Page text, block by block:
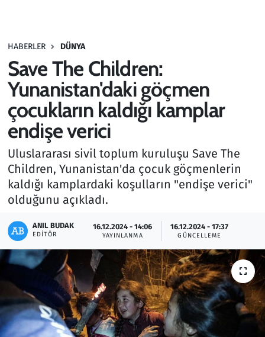
HABERLER DÜNYA
Save The Children:
Yunanistan'daki göçmen
çocukların kaldığı kamplar
endişe verici
Uluslararası sivil toplum kuruluşu Save The
Children, Yunanistan'da çocuk göçmenlerin
kaldığı kamplardaki koşulların "endişe verici"
olduğunu açıkladı.
ANIL BUDAK
EDITÖR
16.12.2024 - 14:06
YAYINLANMA
16.12.2024 - 17:37
GÜNCELLEME
Haber
Kültür Sanat
Kurumsal Haberler
Lezzet Durağı
Memur ve Kamu
Otomobil
Oyun
Ramazan
Resmi İlanlar
Rüya Tabirleri